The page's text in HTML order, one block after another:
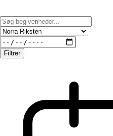
Filtrer